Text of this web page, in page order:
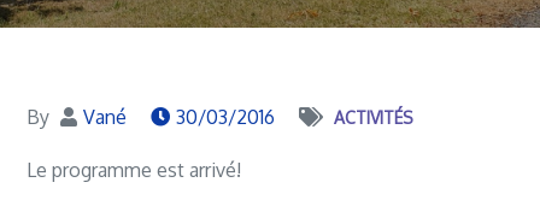
By Vané 30/03/2016 ACTIVITÉS
Le programme est arrivé!